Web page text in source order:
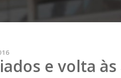
e volta às